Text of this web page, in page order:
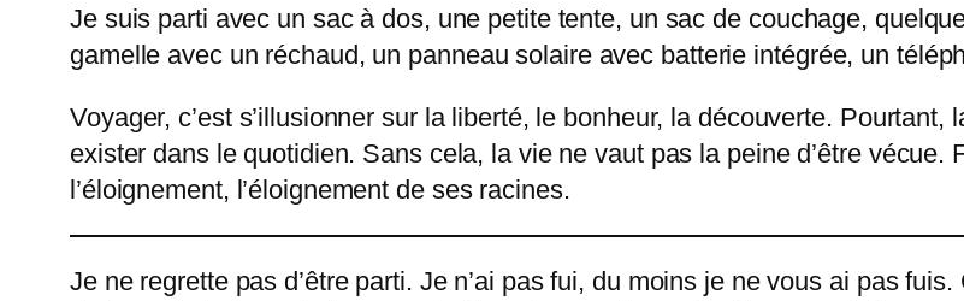
Je suis parti avec un sac à dos, une petite tente, un sac de couchage,
gamelle avec un réchaud, un panneau solaire avec batterie intégrée, un
Voyager, c’est s’illusionner sur la liberté, le bonheur, la découverte.
exister dans le quotidien. Sans cela, la vie ne vaut pas la peine d’être vécue.
l’éloignement, l’éloignement de ses racines.
Je ne regrette pas d’être parti. Je n’ai pas fui, du moins je ne vous ai pas